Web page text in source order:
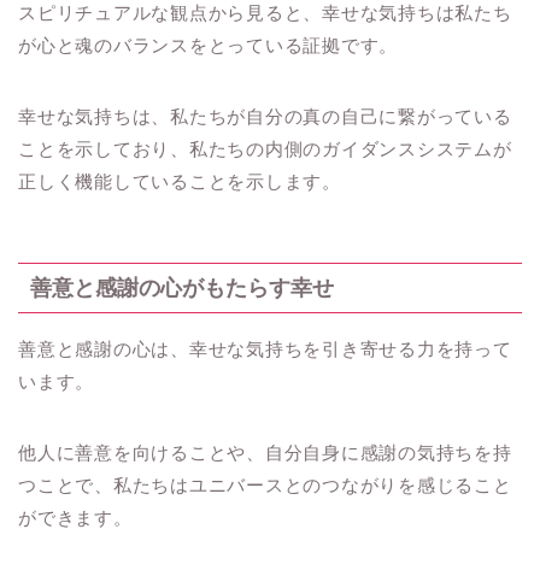
スピリチュアルな観点から見ると、幸せな気持ちは私たち
が心と魂のバランスをとっている証拠です。
幸せな気持ちは、私たちが自分の真の自己に繋がっている
ことを示しており、私たちの内側のガイダンスシステムが
正しく機能していることを示します。
善意と感謝の心がもたらす幸せ
善意と感謝の心は、幸せな気持ちを引き寄せる力を持って
います。
他人に善意を向けることや、自分自身に感謝の気持ちを持
つことで、私たちはユニバースとのつながりを感じること
ができます。